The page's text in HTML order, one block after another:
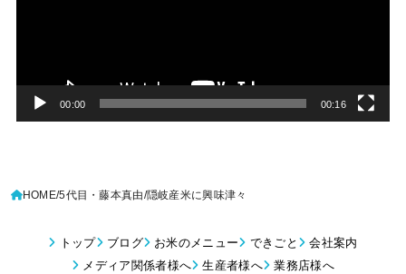
00:00 00:16
HOME 5代目・藤本真由 隠岐産米に興味津々
トップ ブログ お米のメニュー できごと
会社案内
メディア関係者様へ
生産者様へ 業務店様へ